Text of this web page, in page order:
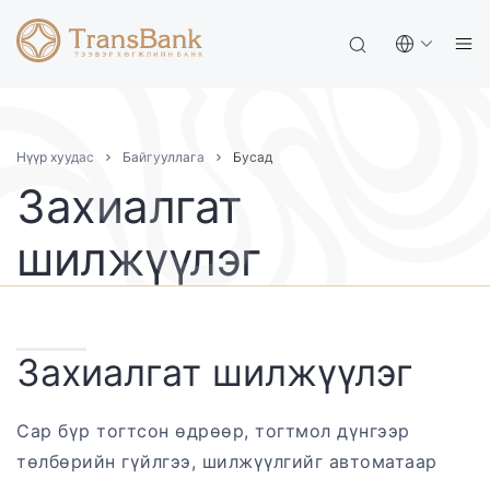
Нүүр хуудас Байгууллага Бусад
Захиалгат
шилжүүлэг
Захиалгат шилжүүлэг
Сар бүр тогтсон өдрөөр, тогтмол дүнгээр
төлбөрийн гүйлгээ, шилжүүлгийг автоматаар